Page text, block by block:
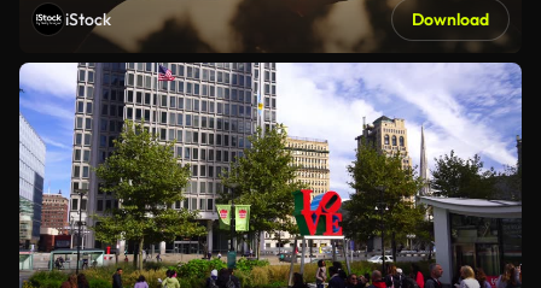
iStock Download